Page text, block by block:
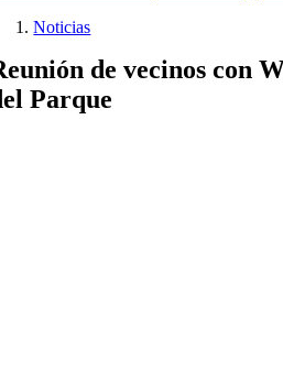
Noticias
de vecinos con
Parque